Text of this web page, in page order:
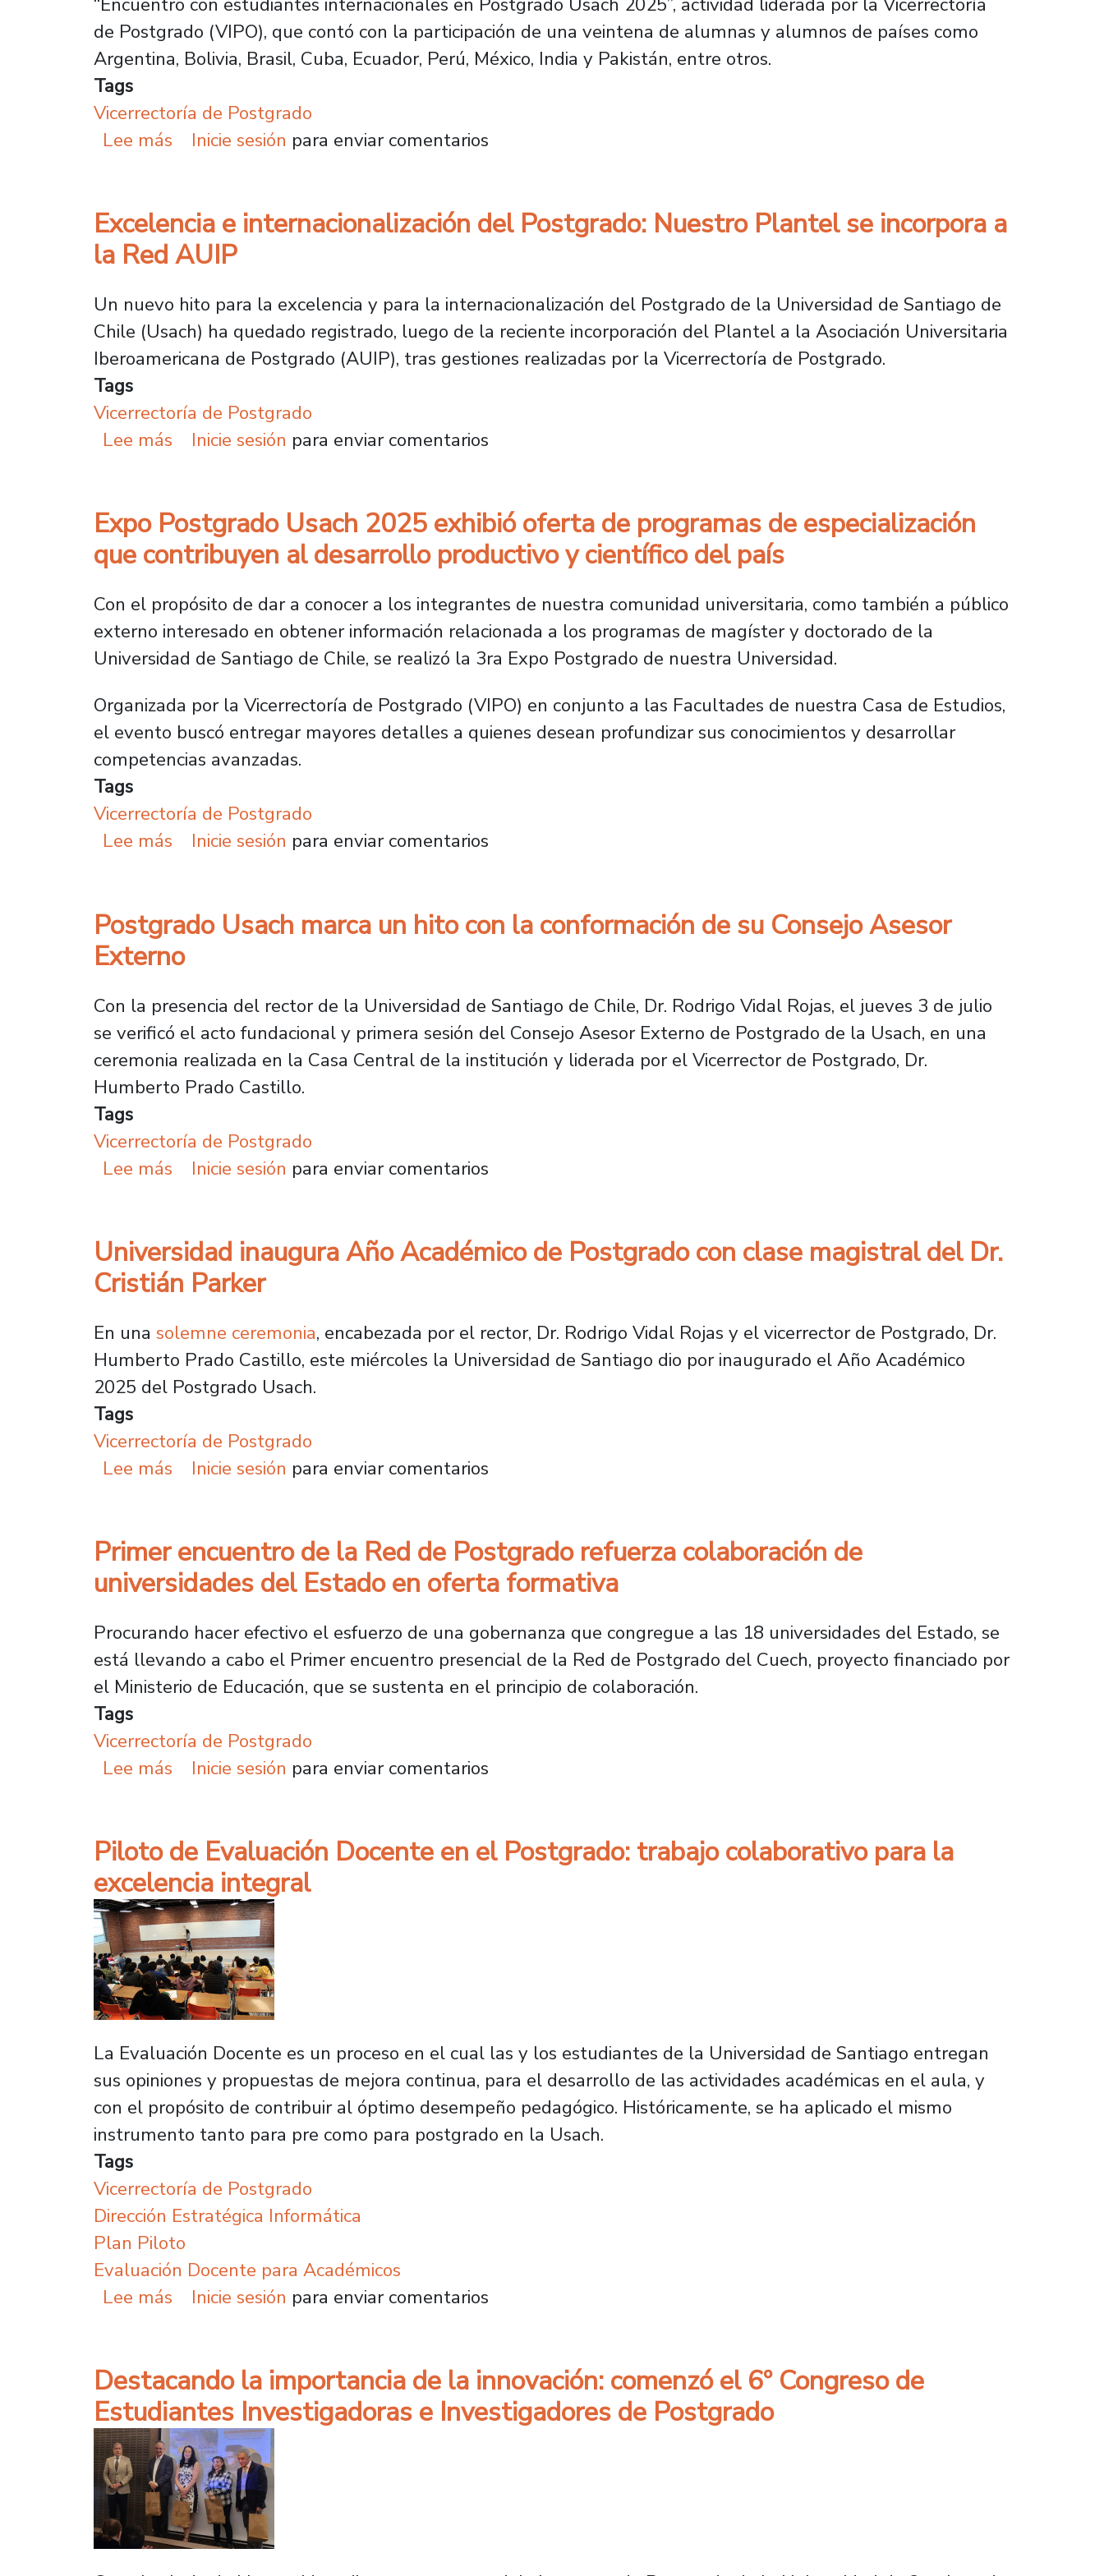
de Postgrado (VIPO), que contó con la participación de una veintena de alumnas y alumnos de países como
Argentina, Bolivia, Brasil, Cuba, Ecuador, Perú, México, India y Pakistán, entre otros.
Tags
Vicerrectoría de Postgrado
Lee más sobre Estudiantes internacionales en Postgrado Usach relatan sus experiencias y agradecen apoyo recibido
Inicie sesión para enviar comentarios
Excelencia e internacionalización del Postgrado: Nuestro Plantel se incorpora a
la Red AUIP
Un nuevo hito para la excelencia y para la internacionalización del Postgrado de la Universidad de Santiago de
Chile (Usach) ha quedado registrado, luego de la reciente incorporación del Plantel a la Asociación Universitaria
Iberoamericana de Postgrado (AUIP), tras gestiones realizadas por la Vicerrectoría de Postgrado.
Tags
Vicerrectoría de Postgrado
Lee más sobre Excelencia e internacionalización del Postgrado: Nuestro Plantel se incorpora a la Red AUIP
Inicie sesión para enviar comentarios
Expo Postgrado Usach 2025 exhibió oferta de programas de especialización
que contribuyen al desarrollo productivo y científico del país
Con el propósito de dar a conocer a los integrantes de nuestra comunidad universitaria, como también a público
externo interesado en obtener información relacionada a los programas de magíster y doctorado de la
Universidad de Santiago de Chile, se realizó la 3ra Expo Postgrado de nuestra Universidad.
Organizada por la Vicerrectoría de Postgrado (VIPO) en conjunto a las Facultades de nuestra Casa de Estudios,
el evento buscó entregar mayores detalles a quienes desean profundizar sus conocimientos y desarrollar
competencias avanzadas.
Tags
Vicerrectoría de Postgrado
Lee más sobre Expo Postgrado Usach 2025 exhibió oferta de programas de especialización que contribuyen al
Inicie sesión para enviar comentarios
Postgrado Usach marca un hito con la conformación de su Consejo Asesor
Externo
Con la presencia del rector de la Universidad de Santiago de Chile, Dr. Rodrigo Vidal Rojas, el jueves 3 de julio
se verificó el acto fundacional y primera sesión del Consejo Asesor Externo de Postgrado de la Usach, en una
ceremonia realizada en la Casa Central de la institución y liderada por el Vicerrector de Postgrado, Dr.
Humberto Prado Castillo.
Tags
Vicerrectoría de Postgrado
Lee más sobre Postgrado Usach marca un hito con la conformación de su Consejo Asesor Externo
Inicie sesión para enviar comentarios
Universidad inaugura Año Académico de Postgrado con clase magistral del Dr.
Cristián Parker
En una solemne ceremonia, encabezada por el rector, Dr. Rodrigo Vidal Rojas y el vicerrector de Postgrado, Dr.
Humberto Prado Castillo, este miércoles la Universidad de Santiago dio por inaugurado el Año Académico
2025 del Postgrado Usach.
Tags
Vicerrectoría de Postgrado
Lee más sobre Universidad inaugura Año Académico de Postgrado con clase magistral del Dr. Cristián Parker
Inicie sesión para enviar comentarios
Primer encuentro de la Red de Postgrado refuerza colaboración de
universidades del Estado en oferta formativa
Procurando hacer efectivo el esfuerzo de una gobernanza que congregue a las 18 universidades del Estado, se
está llevando a cabo el Primer encuentro presencial de la Red de Postgrado del Cuech, proyecto financiado por
el Ministerio de Educación, que se sustenta en el principio de colaboración.
Tags
Vicerrectoría de Postgrado
Lee más sobre Primer encuentro de la Red de Postgrado refuerza colaboración de universidades del Estado en oferta
Inicie sesión para enviar comentarios
Piloto de Evaluación Docente en el Postgrado: trabajo colaborativo para la
excelencia integral
La Evaluación Docente es un proceso en el cual las y los estudiantes de la Universidad de Santiago entregan
sus opiniones y propuestas de mejora continua, para el desarrollo de las actividades académicas en el aula, y
con el propósito de contribuir al óptimo desempeño pedagógico. Históricamente, se ha aplicado el mismo
instrumento tanto para pre como para postgrado en la Usach.
Tags
Vicerrectoría de Postgrado
Dirección Estratégica Informática
Plan Piloto
Evaluación Docente para Académicos
Lee más sobre Piloto de Evaluación Docente en el Postgrado: trabajo colaborativo para la excelencia integral
Inicie sesión para enviar comentarios
Destacando la importancia de la innovación: comenzó el 6º Congreso de
Estudiantes Investigadoras e Investigadores de Postgrado